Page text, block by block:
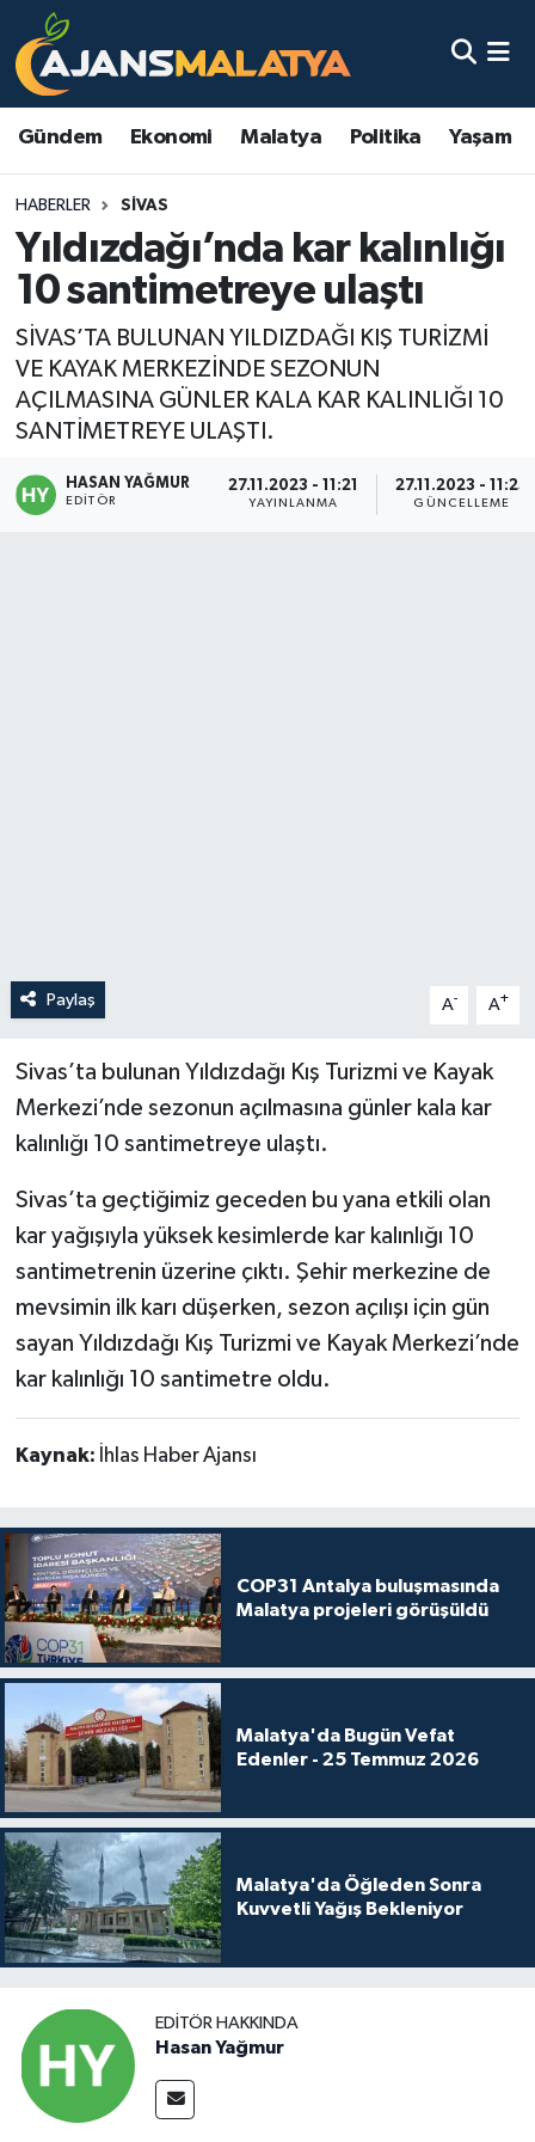
Gündem Ekonomi Malatya Politika Yaşam
HABERLER SIVAS
Yıldızdağı’nda kar kalınlığı
10 santimetreye ulaştı
SİVAS’TA BULUNAN YILDIZDAĞI KIŞ TURİZMİ
VE KAYAK MERKEZİNDE SEZONUN
AÇILMASINA GÜNLER KALA KAR KALINLIĞI 10
SANTİMETREYE ULAŞTI.
HASAN YAĞMUR
EDITÖR
27.11.2023 - 11:21
YAYINLANMA
27.11.2023 - 11:25
GÜNCELLEME
Paylaş A- A+
Sivas’ta bulunan Yıldızdağı Kış Turizmi ve Kayak
Merkezi’nde sezonun açılmasına günler kala kar
kalınlığı 10 santimetreye ulaştı.
Sivas’ta geçtiğimiz geceden bu yana etkili olan
kar yağışıyla yüksek kesimlerde kar kalınlığı 10
santimetrenin üzerine çıktı. Şehir merkezine de
mevsimin ilk karı düşerken, sezon açılışı için gün
sayan Yıldızdağı Kış Turizmi ve Kayak Merkezi’nde
kar kalınlığı 10 santimetre oldu.
Kaynak: İhlas Haber Ajansı
COP31 Antalya buluşmasında
Malatya projeleri görüşüldü
Malatya'da Bugün Vefat
Edenler - 25 Temmuz 2026
Malatya'da Öğleden Sonra
Kuvvetli Yağış Bekleniyor
EDITÖR HAKKINDA
Hasan Yağmur
Asayiş
Eğitim
Ekonomi
Gündem
Kadın
Malatya Nöbetçi Eczaneler
Malatya Namaz Vakitleri
Malatya Trafik Yoğunluk Haritası
TFF 3.Lig 2.Grup Puan Durumu ve Fikstür
Tüm Manşetler